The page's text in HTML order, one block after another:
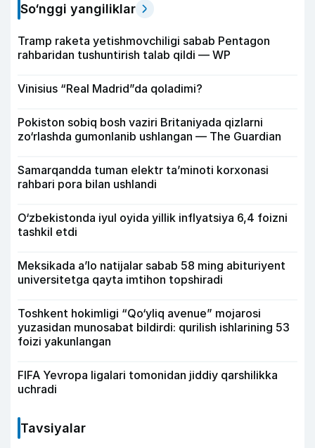
So‘nggi yangiliklar
Tramp raketa yetishmovchiligi sabab Pentagon
rahbaridan tushuntirish talab qildi — WP
Vinisius “Real Madrid”da qoladimi?
Pokiston sobiq bosh vaziri Britaniyada qizlarni
zo‘rlashda gumonlanib ushlangan — The Guardian
Samarqandda tuman elektr ta’minoti korxonasi
rahbari pora bilan ushlandi
O‘zbekistonda iyul oyida yillik inflyatsiya 6,4 foizni
tashkil etdi
Meksikada a’lo natijalar sabab 58 ming abituriyent
universitetga qayta imtihon topshiradi
Toshkent hokimligi “Qo‘yliq avenue” mojarosi
yuzasidan munosabat bildirdi: qurilish ishlarining 53
foizi yakunlangan
FIFA Yevropa ligalari tomonidan jiddiy qarshilikka
uchradi
Tavsiyalar